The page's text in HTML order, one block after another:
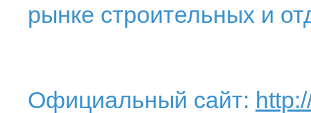
рынке строительных и
Официальный сайт: